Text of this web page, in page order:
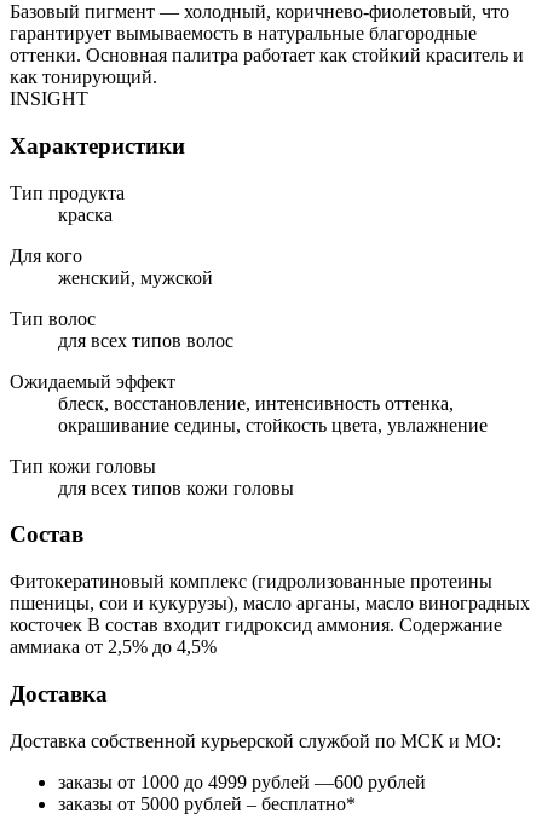
Базовый пигмент — холодный, коричнево-фиолетовый, что
гарантирует вымываемость в натуральные благородные
оттенки. Основная палитра работает как стойкий краситель и
как тонирующий.
INSIGHT
Характеристики
Тип продукта
краска
Для кого
женский, мужской
Тип волос
для всех типов волос
Ожидаемый эффект
блеск, восстановление, интенсивность оттенка,
окрашивание седины, стойкость цвета, увлажнение
Тип кожи головы
для всех типов кожи головы
Состав
Фитокератиновый комплекс (гидролизованные протеины
пшеницы, сои и кукурузы), масло арганы, масло виноградных
косточек В состав входит гидроксид аммония. Содержание
аммиака от 2,5% до 4,5%
Доставка
Доставка собственной курьерской службой по МСК и МО:
заказы от 1000 до 4999 рублей —600 рублей
заказы от 5000 рублей – бесплатно*